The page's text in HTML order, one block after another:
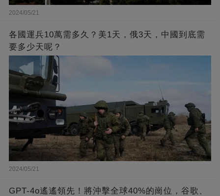
2024/05/21
各國運兵10萬需多久？美1天，俄3天，中國到底需
要多少天呢？
2024/05/21
GPT-4o遙遙領先！將沖擊全球40%的崗位，谷歌、